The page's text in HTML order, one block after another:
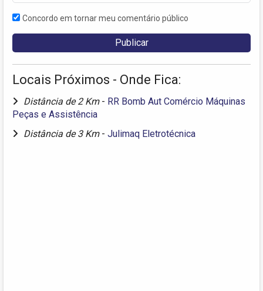
Concordo em tornar meu comentário público
Locais Próximos - Onde Fica:
Distância de 2 Km - RR Bomb Aut Comércio Máquinas
Peças e Assistência
Distância de 3 Km - Julimaq Eletrotécnica